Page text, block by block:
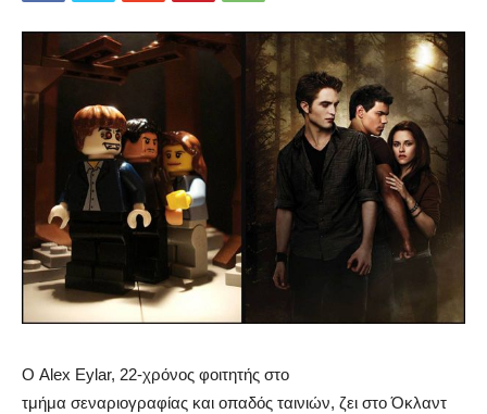
Ο Alex Eylar, 22-χρόνος φοιτητής στο
τμήμα σεναριογραφίας και οπαδός ταινιών, ζει στο Όκλαντ